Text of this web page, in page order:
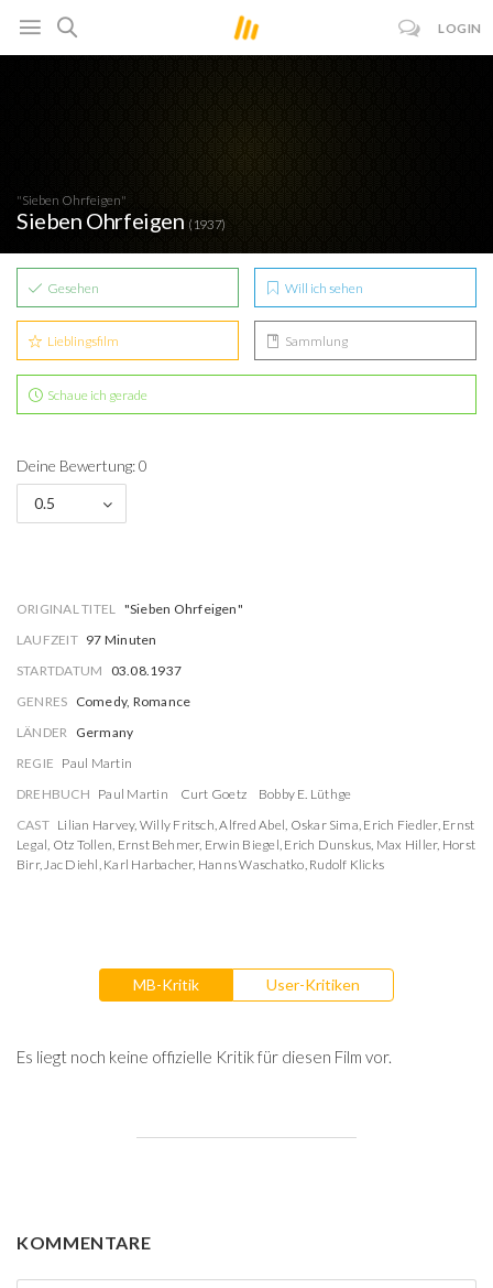
LOGIN
"Sieben Ohrfeigen"
Sieben Ohrfeigen (1937)
Gesehen Will ich sehen
Lieblingsfilm Sammlung
Schaue ich gerade
Deine Bewertung: 0
0.5
ORIGINAL TITEL "Sieben Ohrfeigen"
LAUFZEIT 97 Minuten
STARTDATUM
03.08.1937
GENRES Comedy, Romance
LÄNDER Germany
REGIE Paul Martin
DREHBUCH Paul Martin Curt Goetz
Bobby E. Lüthge
CAST Lilian Harvey, Willy Fritsch,Alfred Abel, Oskar Sima, Erich Fiedler, Ernst
Legal, Otz Tollen, Ernst Behmer, Erwin Biegel, Erich Dunskus, Max Hiller, Horst
Birr,Jac Diehl, Karl Harbacher, Hanns Waschatko, Rudolf Klicks
MB-Kritik User-Kritiken
Es liegt noch keine offizielle Kritik für diesen Film vor.
KOMMENTARE